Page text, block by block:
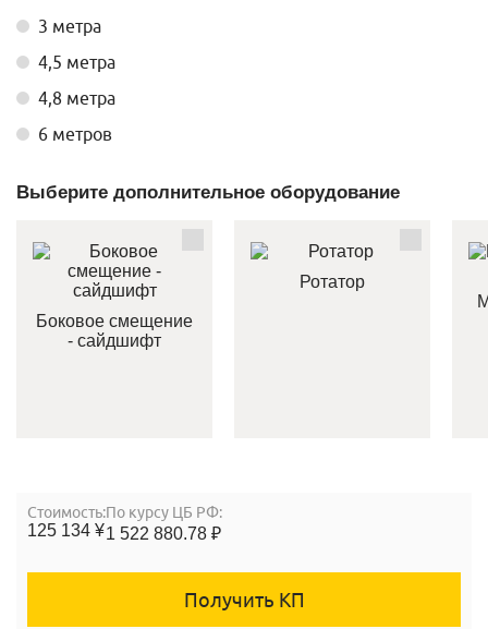
3 метра
4,5 метра
4,8 метра
6 метров
Выберите дополнительное оборудование
Боковое смещение
- сайдшифт
Ротатор
Cтоимость:
125 134 ¥
По курсу ЦБ РФ:
1 522 880.78 ₽
Получить КП